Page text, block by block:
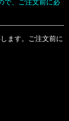
で、ご注文前に必
ます。ご注文前に